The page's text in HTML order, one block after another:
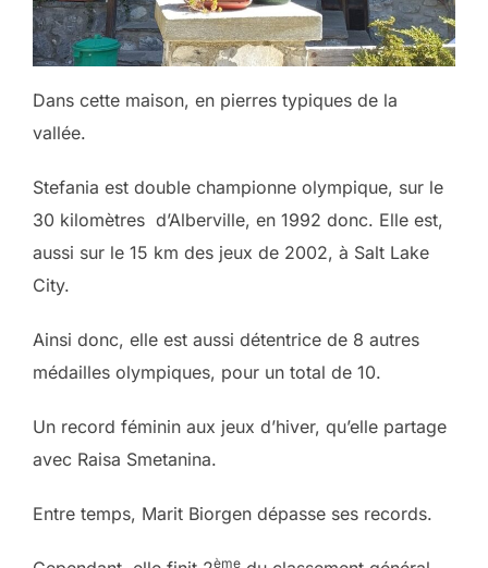
Dans cette maison, en pierres typiques de la
vallée.
Stefania est double championne olympique, sur le
30 kilomètres d’Alberville, en 1992 donc. Elle est,
aussi sur le 15 km des jeux de 2002, à Salt Lake
City.
Ainsi donc, elle est aussi détentrice de 8 autres
médailles olympiques, pour un total de 10.
Un record féminin aux jeux d’hiver, qu’elle partage
avec Raisa Smetanina.
Entre temps, Marit Biorgen dépasse ses records.
ème